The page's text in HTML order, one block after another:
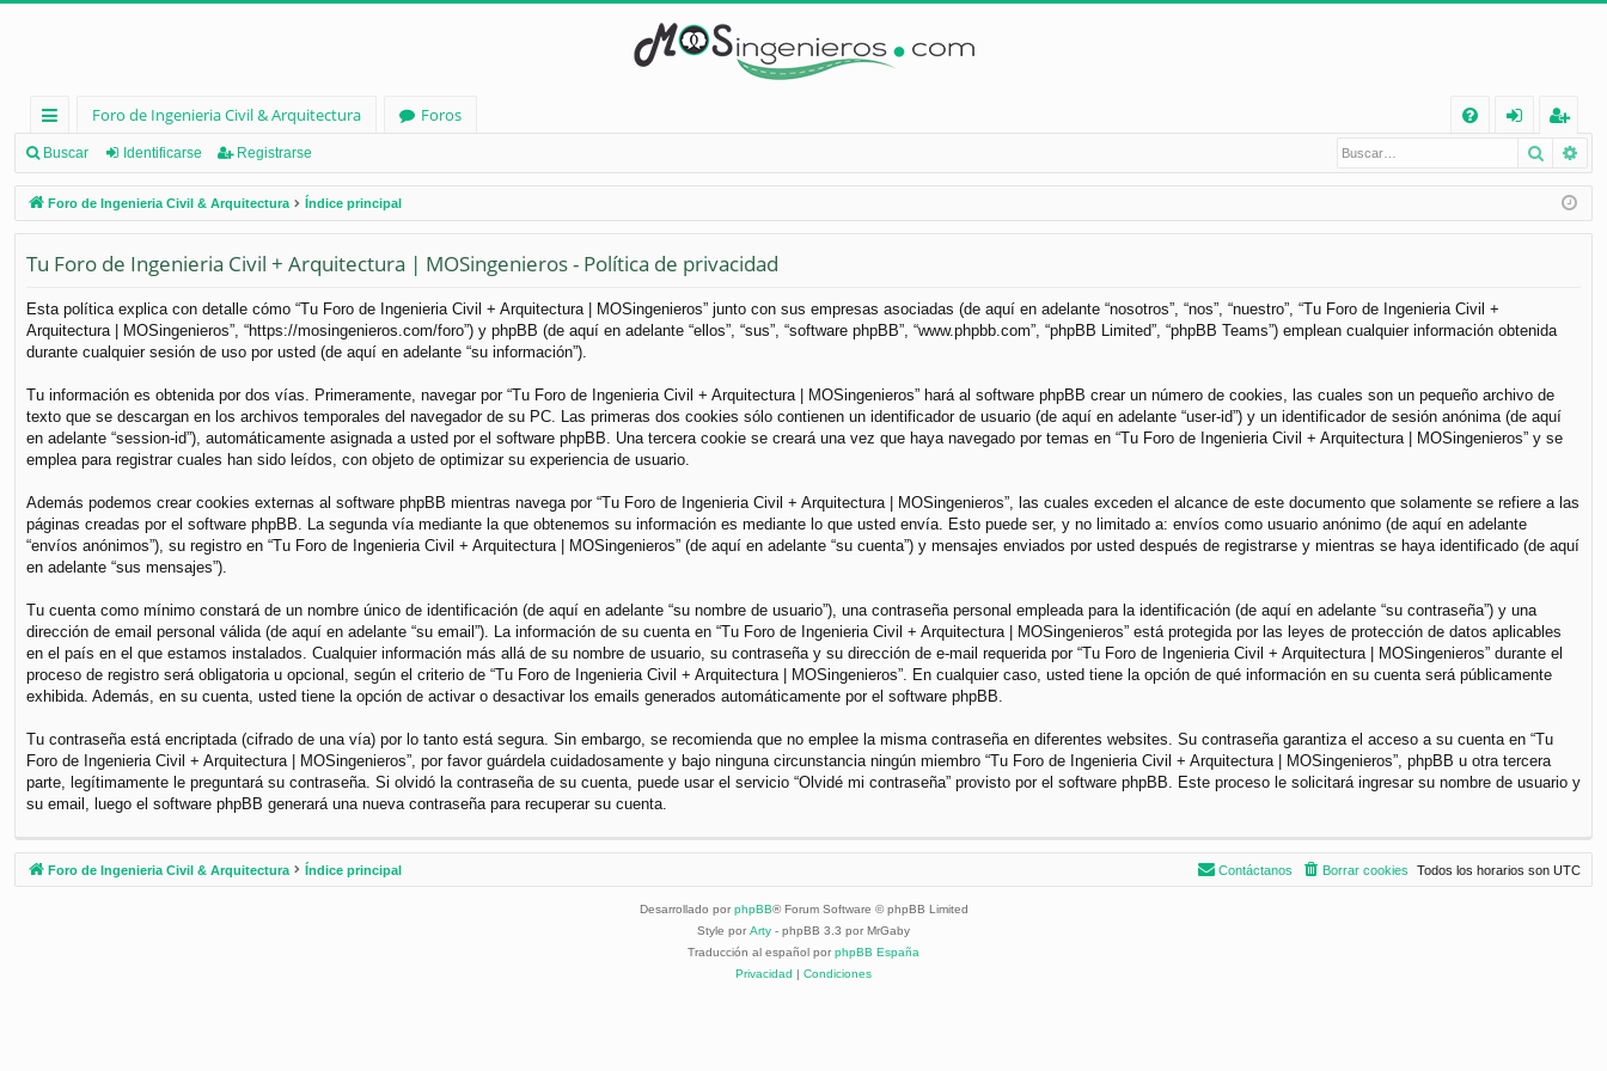
nl
ac
es
rá
pi
d
Foro de Ingenieria Civil & Arquitectura
Foros
Q
nt
ifi
e
eg
ist
ra
Buscar Identificarse Registrarse Buscar
Foro de Ingenieria Civil & Arquitectura Índice principal
Tu Foro de Ingenieria Civil + Arquitectura | MOSingenieros - Política de privacidad
Esta política explica con detalle cómo “Tu Foro de Ingenieria Civil + Arquitectura | MOSingenieros” junto con sus empresas asociadas (de aquí en adelante “nosotros”, “nos”, “nuestro”, “Tu Foro de Ingenieria Civil +
Arquitectura | MOSingenieros”, “https://mosingenieros.com/foro”) y phpBB (de aquí en adelante “ellos”, “sus”, “software phpBB”, “www.phpbb.com”, “phpBB Limited”, “phpBB Teams”) emplean cualquier información obtenida
durante cualquier sesión de uso por usted (de aquí en adelante “su información”).
Tu información es obtenida por dos vías. Primeramente, navegar por “Tu Foro de Ingenieria Civil + Arquitectura | MOSingenieros” hará al software phpBB crear un número de cookies, las cuales son un pequeño archivo de
texto que se descargan en los archivos temporales del navegador de su PC. Las primeras dos cookies sólo contienen un identificador de usuario (de aquí en adelante “user-id”) y un identificador de sesión anónima (de aquí
en adelante “session-id”), automáticamente asignada a usted por el software phpBB. Una tercera cookie se creará una vez que haya navegado por temas en “Tu Foro de Ingenieria Civil + Arquitectura | MOSingenieros” y se
emplea para registrar cuales han sido leídos, con objeto de optimizar su experiencia de usuario.
Además podemos crear cookies externas al software phpBB mientras navega por “Tu Foro de Ingenieria Civil + Arquitectura | MOSingenieros”, las cuales exceden el alcance de este documento que solamente se refiere a las
páginas creadas por el software phpBB. La segunda vía mediante la que obtenemos su información es mediante lo que usted envía. Esto puede ser, y no limitado a: envíos como usuario anónimo (de aquí en adelante
“envíos anónimos”), su registro en “Tu Foro de Ingenieria Civil + Arquitectura | MOSingenieros” (de aquí en adelante “su cuenta”) y mensajes enviados por usted después de registrarse y mientras se haya identificado (de aquí
en adelante “sus mensajes”).
Tu cuenta como mínimo constará de un nombre único de identificación (de aquí en adelante “su nombre de usuario”), una contraseña personal empleada para la identificación (de aquí en adelante “su contraseña”) y una
dirección de email personal válida (de aquí en adelante “su email”). La información de su cuenta en “Tu Foro de Ingenieria Civil + Arquitectura | MOSingenieros” está protegida por las leyes de protección de datos aplicables
en el país en el que estamos instalados. Cualquier información más allá de su nombre de usuario, su contraseña y su dirección de e-mail requerida por “Tu Foro de Ingenieria Civil + Arquitectura | MOSingenieros” durante el
proceso de registro será obligatoria u opcional, según el criterio de “Tu Foro de Ingenieria Civil + Arquitectura | MOSingenieros”. En cualquier caso, usted tiene la opción de qué información en su cuenta será públicamente
exhibida. Además, en su cuenta, usted tiene la opción de activar o desactivar los emails generados automáticamente por el software phpBB.
Tu contraseña está encriptada (cifrado de una vía) por lo tanto está segura. Sin embargo, se recomienda que no emplee la misma contraseña en diferentes websites. Su contraseña garantiza el acceso a su cuenta en “Tu
Foro de Ingenieria Civil + Arquitectura | MOSingenieros”, por favor guárdela cuidadosamente y bajo ninguna circunstancia ningún miembro “Tu Foro de Ingenieria Civil + Arquitectura | MOSingenieros”, phpBB u otra tercera
parte, legítimamente le preguntará su contraseña. Si olvidó la contraseña de su cuenta, puede usar el servicio “Olvidé mi contraseña” provisto por el software phpBB. Este proceso le solicitará ingresar su nombre de usuario y
su email, luego el software phpBB generará una nueva contraseña para recuperar su cuenta.
Foro de Ingenieria Civil & Arquitectura Índice principal Todos los horarios son UTC
Borrar cookies
Contáctanos
Desarrollado por phpBB® Forum Software © phpBB Limited
Style por Arty - phpBB 3.3 por MrGaby
Traducción al español por phpBB España
Privacidad | Condiciones